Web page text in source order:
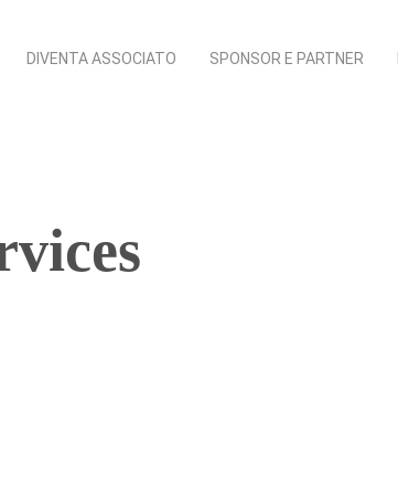
DIVENTA ASSOCIATO SPONSOR E PARTNER